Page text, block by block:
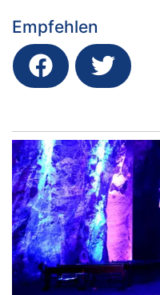
Empfehlen